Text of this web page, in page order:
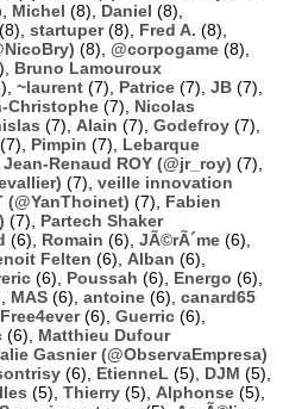
Michel (8), Daniel (8),
(8), startuper(8), Fred A. (8),
(8), @corpogame (8),
Bruno Lamouroux
~laurent (7), Patrice (7), JB (7),
Christophe (7), Nicolas
(7), Alain (7), Godefroy (7),
Pimpin (7), Lebarque
Jean-Renaud ROY (@jr_roy) (7),
(7), veille innovation
(@YanThoinet) (7), Fabien
(7), Partech Shaker
(6), Romain (6), JÃ©rÃ´me (6),
Felten (6), Alban (6),
(6), Poussah (6), Energo (6),
MAS (6), antoine (6), canard65
Free4ever(6), Guerric (6),
(6), Matthieu Dufour
Gasnier (@ObservaEmpresa)
(6), EtienneL (5), DJM (5),
(5), Thierry (5), Alphonse (5),